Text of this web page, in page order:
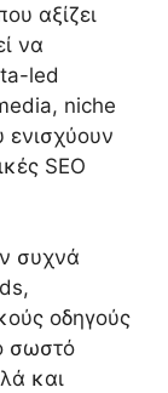
αξίζει
να
led
niche
SEO
συχνά
οδηγούς
σωστό
και